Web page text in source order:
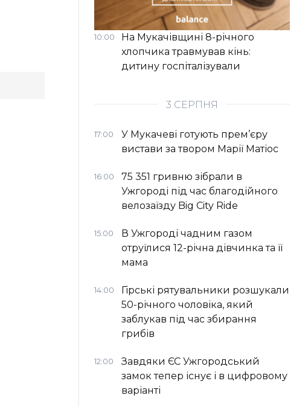
10:00
На Мукачівщині 8-річного
хлопчика травмував кінь:
дитину госпіталізували
3 СЕРПНЯ
17:00
У Мукачеві готують прем’єру
вистави за твором Марії Матіос
16:00
75 351 гривню зібрали в
Ужгороді під час благодійного
велозаїзду Big Сity Ride
15:00
В Ужгороді чадним газом
отруїлися 12-річна дівчинка та її
мама
14:00
Гірські рятувальники розшукали
50-річного чоловіка, який
заблукав під час збирання
грибів
12:00
Завдяки ЄС Ужгородський
замок тепер існує і в цифровому
варіанті